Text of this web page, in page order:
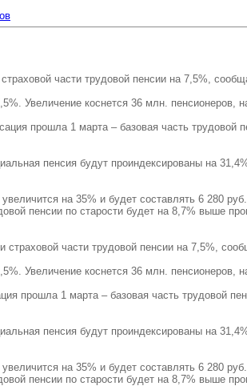
части трудовой пенсии на 7,5%,
Увеличение коснется 36 млн. пенсионеров,
прошла 1 марта – базовая часть
пенсия будут проиндексированы на
на 35% и будет составлять 6 280
пенсии по старости будет на 8,7% выше
части трудовой пенсии на 7,5%,
Увеличение коснется 36 млн. пенсионеров,
прошла 1 марта – базовая часть трудовой
пенсия будут проиндексированы на
на 35% и будет составлять 6 280
пенсии по старости будет на 8,7% выше